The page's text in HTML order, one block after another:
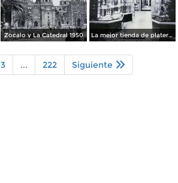
Zocalo y La Catedral 1950 La mejor tienda de plateria.
3 ... 222 Siguiente